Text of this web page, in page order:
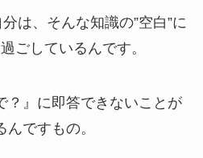
は、そんな知識の”空白”に
ごしているんです。
？』に即答できないことが
んですもの。